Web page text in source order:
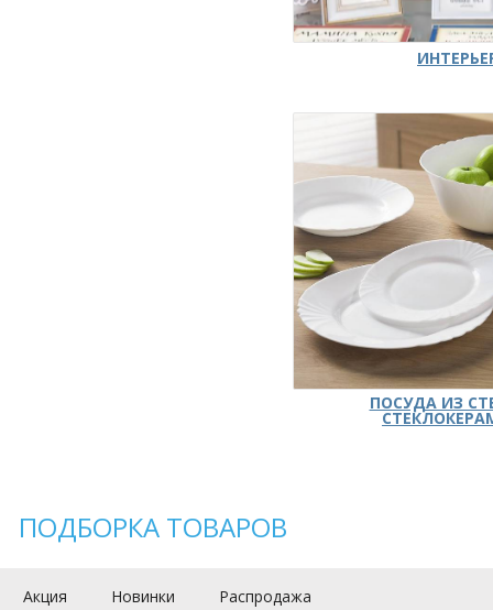
ПОСУДА ИЗ
ПОДБОРКА ТОВАРОВ
Акция Новинки Распродажа